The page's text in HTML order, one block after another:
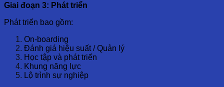
Giai đoạn 3: Phát triển
Phát triển bao gồm:
On-boarding
Đánh giá hiệu suất / Quản lý
Học tập và phát triển
Khung năng lực
Lộ trình sự nghiệp